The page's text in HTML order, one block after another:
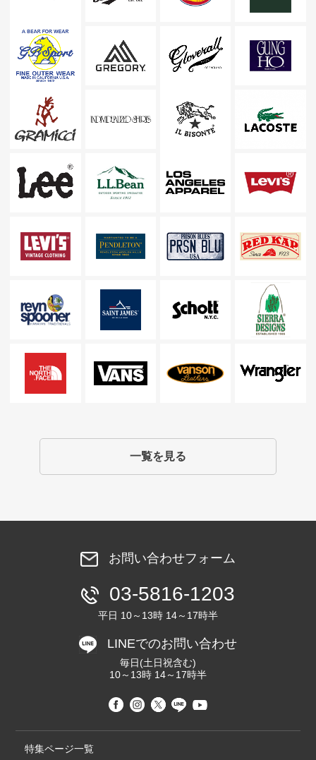
一覧を見る
お問い合わせフォーム
03-5816-1203
平日 10～13時 14～17時半
LINEでのお問い合わせ
毎日(土日祝含む)
10～13時 14～17時半
特集ページ一覧